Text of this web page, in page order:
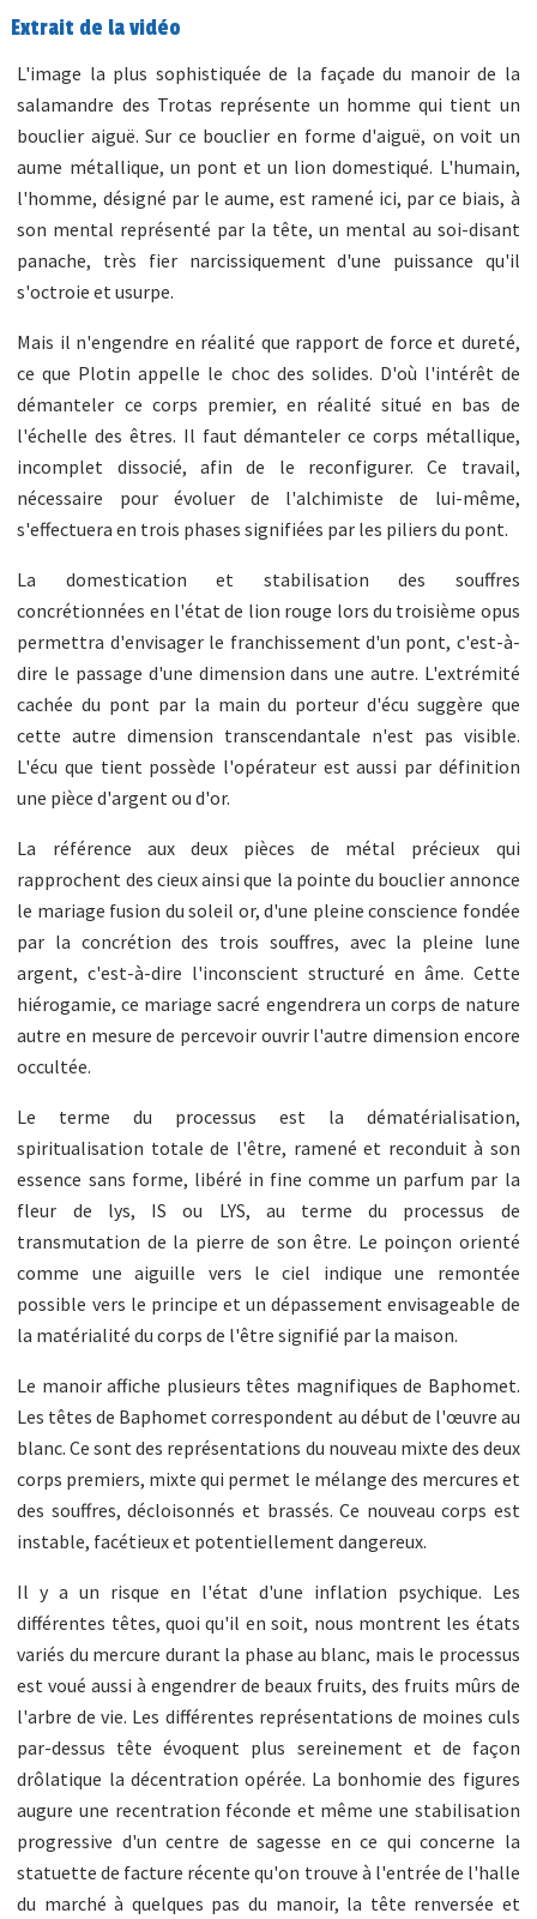
Extrait de la vidéo
L'image la plus sophistiquée de la façade du manoir de la
salamandre des Trotas représente un homme qui tient un
bouclier aiguë. Sur ce bouclier en forme d'aiguë, on voit un
aume métallique, un pont et un lion domestiqué. L'humain,
l'homme, désigné par le aume, est ramené ici, par ce biais, à
son mental représenté par la tête, un mental au soi-disant
panache, très fier narcissiquement d'une puissance qu'il
s'octroie et usurpe.
Mais il n'engendre en réalité que rapport de force et dureté,
ce que Plotin appelle le choc des solides. D'où l'intérêt de
démanteler ce corps premier, en réalité situé en bas de
l'échelle des êtres. Il faut démanteler ce corps métallique,
incomplet dissocié, afin de le reconfigurer. Ce travail,
nécessaire pour évoluer de l'alchimiste de lui-même,
s'effectuera en trois phases signifiées par les piliers du pont.
La domestication et stabilisation des souffres
concrétionnées en l'état de lion rouge lors du troisième opus
permettra d'envisager le franchissement d'un pont, c'est-à-
dire le passage d'une dimension dans une autre. L'extrémité
cachée du pont par la main du porteur d'écu suggère que
cette autre dimension transcendantale n'est pas visible.
L'écu que tient possède l'opérateur est aussi par définition
une pièce d'argent ou d'or.
La référence aux deux pièces de métal précieux qui
rapprochent des cieux ainsi que la pointe du bouclier annonce
le mariage fusion du soleil or, d'une pleine conscience fondée
par la concrétion des trois souffres, avec la pleine lune
argent, c'est-à-dire l'inconscient structuré en âme. Cette
hiérogamie, ce mariage sacré engendrera un corps de nature
autre en mesure de percevoir ouvrir l'autre dimension encore
occultée.
Le terme du processus est la dématérialisation,
spiritualisation totale de l'être, ramené et reconduit à son
essence sans forme, libéré in fine comme un parfum par la
fleur de lys, IS ou LYS, au terme du processus de
transmutation de la pierre de son être. Le poinçon orienté
comme une aiguille vers le ciel indique une remontée
possible vers le principe et un dépassement envisageable de
la matérialité du corps de l'être signifié par la maison.
Le manoir affiche plusieurs têtes magnifiques de Baphomet.
Les têtes de Baphomet correspondent au début de l'œuvre au
blanc. Ce sont des représentations du nouveau mixte des deux
corps premiers, mixte qui permet le mélange des mercures et
des souffres, décloisonnés et brassés. Ce nouveau corps est
instable, facétieux et potentiellement dangereux.
Il y a un risque en l'état d'une inflation psychique. Les
différentes têtes, quoi qu'il en soit, nous montrent les états
variés du mercure durant la phase au blanc, mais le processus
est voué aussi à engendrer de beaux fruits, des fruits mûrs de
l'arbre de vie. Les différentes représentations de moines culs
par-dessus tête évoquent plus sereinement et de façon
drôlatique la décentration opérée. La bonhomie des figures
augure une recentration féconde et même une stabilisation
progressive d'un centre de sagesse en ce qui concerne la
statuette de facture récente qu'on trouve à l'entrée de l'halle
du marché à quelques pas du manoir, la tête renversée et